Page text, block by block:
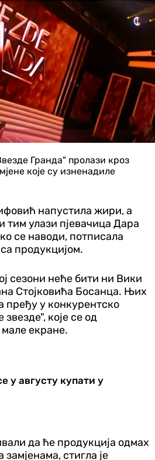
Гранда" пролази кроз
које су изненадиле
напустила жири, а
тим улази пјевачица Дара
се наводи, потписала
продукцијом.
сезони неће бити ни Вики
Стојковића Босанца. Њих
пређу у конкурентско
које се од
екране.
у августу купати у
да ће продукција одмах
замјенама, стигла је